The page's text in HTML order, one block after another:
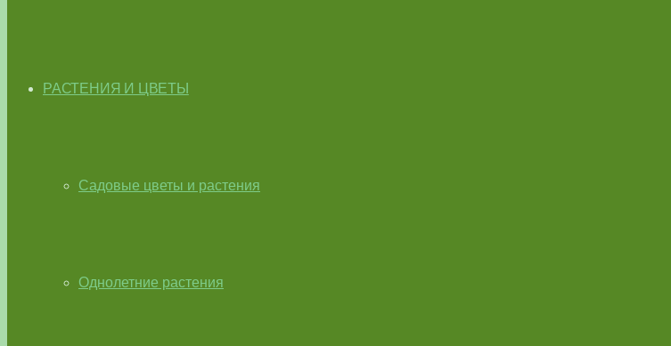
РАСТЕНИЯ И ЦВЕТЫ
Садовые цветы и растения
Однолетние растения